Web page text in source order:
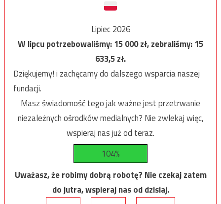
Lipiec 2026
W lipcu potrzebowaliśmy:15 000zł, zebraliśmy:15
633,5zł.
Dziękujemy! i zachęcamy do dalszego wsparcia naszej
fundacji.
Masz świadomość tego jak ważne jest przetrwanie
niezależnych ośrodków medialnych? Nie zwlekaj więc,
wspieraj nas już od teraz.
104%
Uważasz, że robimy dobrą robotę? Nie czekaj zatem
do jutra, wspieraj nas od dzisiaj.